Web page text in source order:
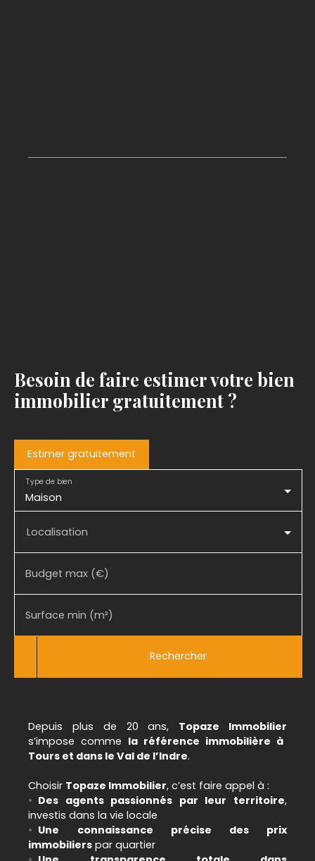
Besoin de faire estimer votre bien
immobilier gratuitement ?
Estimer gratuitement
Maison
Type de bien
Localisation
Budget max (€)
Surface min (m²)
Rechercher
Depuis plus de 20 ans, Topaze Immobilier
s’impose comme la référence immobilière à
Tours et dans le Val de l’Indre.
Choisir Topaze Immobilier, c’est faire appel à :
Des agents passionnés par leur territoire,
investis dans la vie locale
Une connaissance précise des prix
immobiliers par quartier